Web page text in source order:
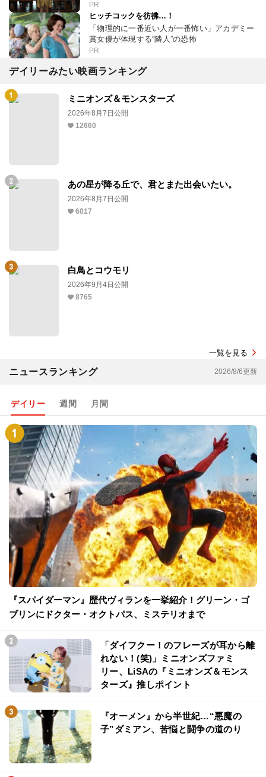
PR
ヒッチコックを彷彿…！
「物理的に一番近い人が一番怖い」アカデミー
賞女優が体現する“隣人”の恐怖
PR
デイリーみたい映画ランキング
ミニオンズ＆モンスターズ
2026年8月7日公開
12660
あの星が降る丘で、君とまた出会いたい。
2026年8月7日公開
6017
白鳥とコウモリ
2026年9月4日公開
8765
一覧を見る
ニュースランキング 2026/8/6更新
デイリー 週間 月間
『スパイダーマン』歴代ヴィランを一挙紹介！グリーン・ゴ
ブリンにドクター・オクトパス、ミステリオまで
「ダイフクー！のフレーズが耳から離
れない！(笑)」ミニオンズファミ
リー、LiSAの『ミニオンズ＆モンス
ターズ』推しポイント
『オーメン』から半世紀…“悪魔の
子”ダミアン、苦悩と闘争の道のり